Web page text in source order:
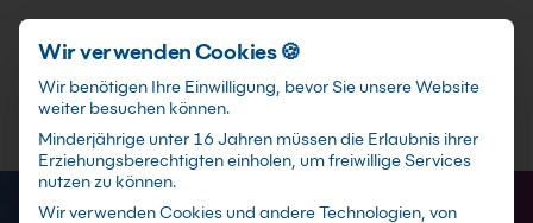
Schnellzugriff
Wir verwenden Cookies 🍪
Wir benötigen Ihre Einwilligung, bevor Sie unsere Website
weiter besuchen können.
Minderjährige unter 16 Jahren müssen die Erlaubnis ihrer
Erziehungsberechtigten einholen, um freiwillige Services
nutzen zu können.
Wir verwenden Cookies und andere Technologien, von